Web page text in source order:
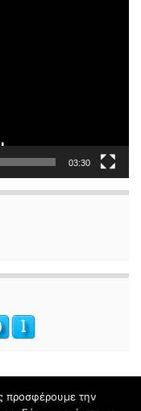
03:30
προσφέρουμε την